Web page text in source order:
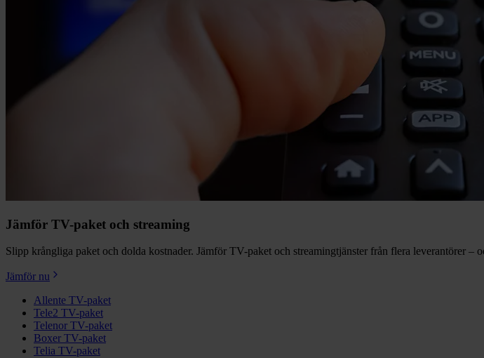
Jämför TV-paket och streaming
Slipp krångliga paket och dolda kostnader. Jämför TV-paket och streamingtjänster från flera leverantörer –
Jämför nu
Allente TV-paket
Tele2 TV-paket
Telenor TV-paket
Boxer TV-paket
Telia TV-paket